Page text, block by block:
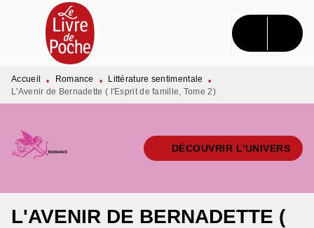
MENU RECHERCHE CONTENU
PIED DE PAGE
Accueil • Romance • Littérature sentimentale
•
L'Avenir de Bernadette ( l'Esprit de famille, Tome 2)
DÉCOUVRIR L'UNIVERS
L'AVENIR DE BERNADETTE (